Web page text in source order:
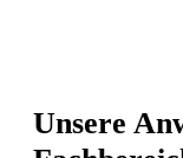
Unsere